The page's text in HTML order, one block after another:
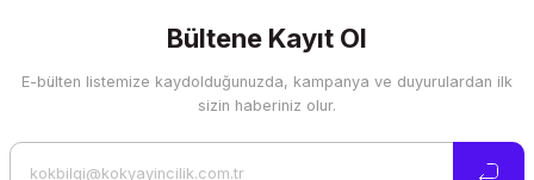
Görüş ve önerileriniz için teşekkür ederiz.
Ürün resmi kalitesiz, bozuk veya görüntülenemiyor.
Bültene Kayıt Ol
E-bülten listemize kaydolduğunuzda, kampanya ve duyurulardan ilk
sizin haberiniz olur.